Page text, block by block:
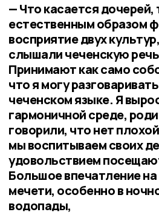
— Что касается дочерей,
естественным образом
восприятие двух
слышали чеченскую
Принимают как само
что я могу
чеченском языке. Я
гармоничной среде,
говорили, что нет
мы воспитываем своих
удовольствием
Большое впечатление на
мечети, особенно в
водопады,